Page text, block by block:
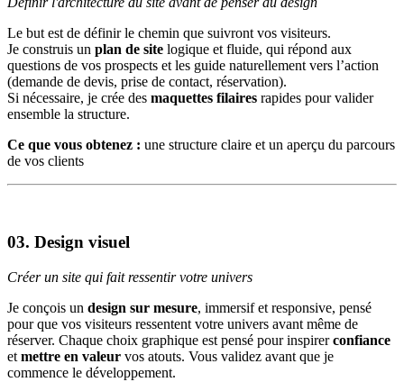
Le but est de définir le chemin que suivront vos visiteurs.
Je construis un plan de site logique et fluide, qui répond aux
questions de vos prospects et les guide naturellement vers l’action
(demande de devis, prise de contact, réservation).
Si nécessaire, je crée des maquettes filaires rapides pour valider
ensemble la structure.
Ce que vous obtenez : une structure claire et un aperçu du parcours
de vos clients
03. Design visuel
Créer un site qui fait ressentir votre univers
Je conçois un design sur mesure, immersif et responsive, pensé
pour que vos visiteurs ressentent votre univers avant même de
réserver. Chaque choix graphique est pensé pour inspirerconfiance
et mettre en valeur vos atouts. Vous validez avant que je
commence le développement.